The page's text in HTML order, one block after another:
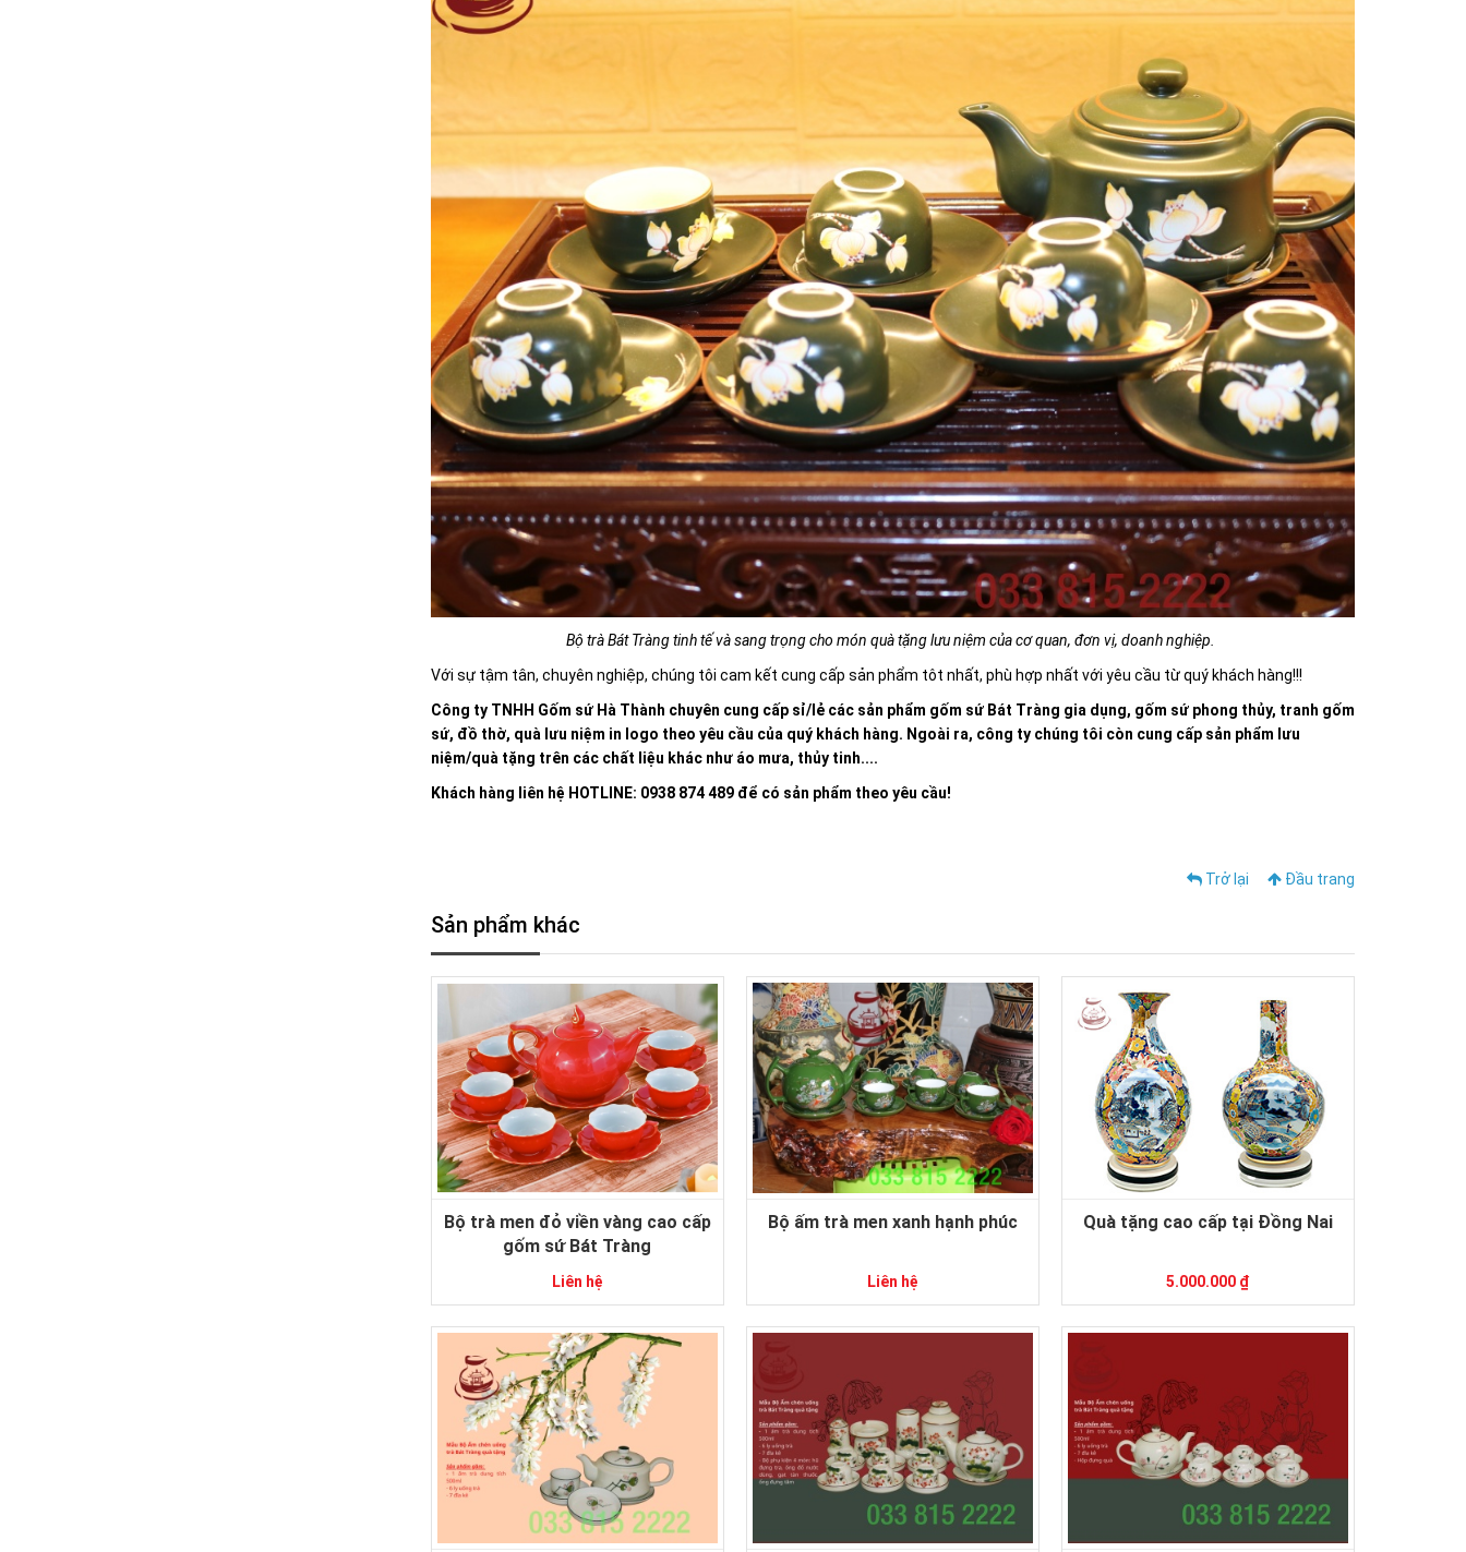
Bộ trà Bát Tràng tinh tế và sang trọng cho món quà tặng lưu niệm của cơ quan, đơn vị, doanh nghiệp.
Với sự tậm tân, chuyên nghiệp, chúng tôi cam kết cung cấp sản phẩm tôt nhất, phù hợp nhất với yêu cầu từ quý khách hàng!!!
Công ty TNHH Gốm sứ Hà Thành chuyên cung cấp sỉ/lẻ các sản phẩm gốm sứ Bát Tràng gia dụng, gốm sứ phong thủy, tranh gốm
sứ, đồ thờ, quà lưu niệm in logo theo yêu cầu của quý khách hàng. Ngoài ra, công ty chúng tôi còn cung cấp sản phẩm lưu
niệm/quà tặng trên các chất liệu khác như áo mưa, thủy tinh....
Khách hàng liên hệ HOTLINE: 0938 874 489 để có sản phẩm theo yêu cầu!
Trở lại Đầu trang
Sản phẩm khác
Bộ trà men đỏ viền vàng cao cấp
gốm sứ Bát Tràng
Liên hệ
Bộ ấm trà men xanh hạnh phúc
Liên hệ
Quà tặng cao cấp tại Đồng Nai
5.000.000 ₫